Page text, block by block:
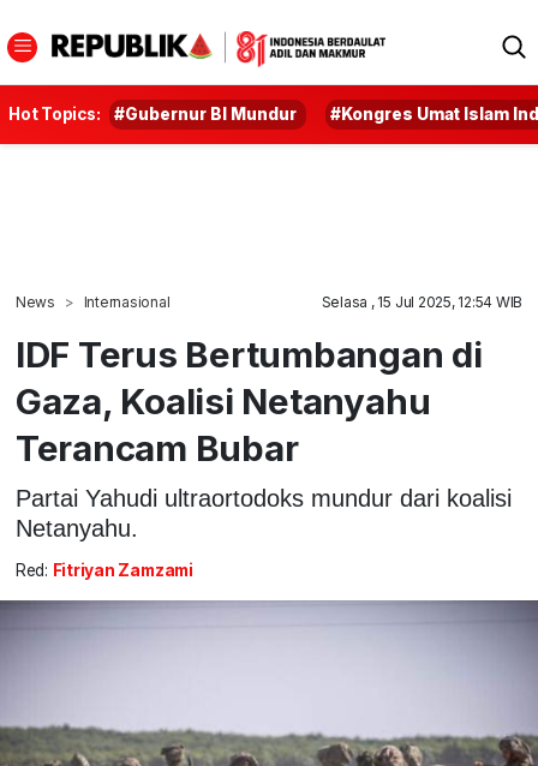
Hot Topics: #Gubernur BI Mundur #Kongres Umat Islam
News Internasional Selasa , 15 Jul 2025, 12:54 WIB
IDF Terus Bertumbangan di
Gaza, Koalisi Netanyahu
Terancam Bubar
Partai Yahudi ultraortodoks mundur dari koalisi
Netanyahu.
Red: Fitriyan Zamzami